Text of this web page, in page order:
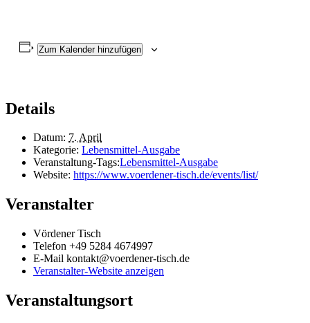
Zum Kalender hinzufügen
Details
Datum: 7. April
Kategorie: Lebensmittel-Ausgabe
Veranstaltung-Tags:Lebensmittel-Ausgabe
Website: https://www.voerdener-tisch.de/events/list/
Veranstalter
Vördener Tisch
Telefon +49 5284 4674997
E-Mail kontakt@voerdener-tisch.de
Veranstalter-Website anzeigen
Veranstaltungsort